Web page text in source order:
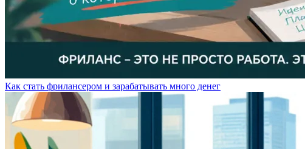
Как стать фрилансером и зарабатывать много денег